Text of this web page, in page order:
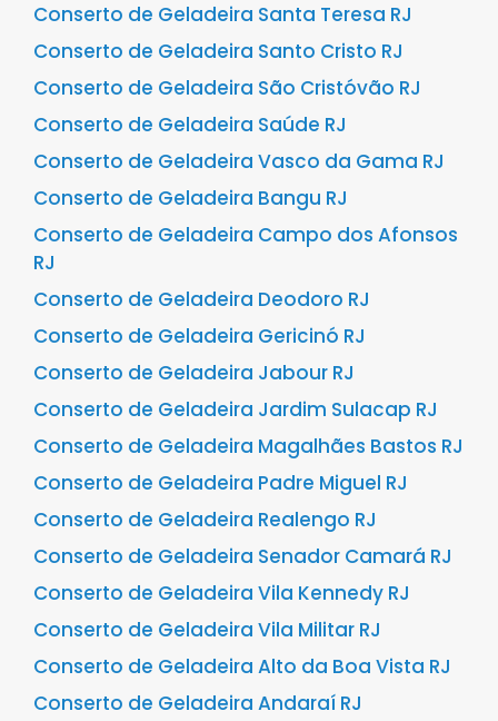
Conserto de Geladeira Santa Teresa RJ
Conserto de Geladeira Santo Cristo RJ
Conserto de Geladeira São Cristóvão RJ
Conserto de Geladeira Saúde RJ
Conserto de Geladeira Vasco da Gama RJ
Conserto de Geladeira Bangu RJ
Conserto de Geladeira Campo dos Afonsos
RJ
Conserto de Geladeira Deodoro RJ
Conserto de Geladeira Gericinó RJ
Conserto de Geladeira Jabour RJ
Conserto de Geladeira Jardim Sulacap RJ
Conserto de Geladeira Magalhães Bastos RJ
Conserto de Geladeira Padre Miguel RJ
Conserto de Geladeira Realengo RJ
Conserto de Geladeira Senador Camará RJ
Conserto de Geladeira Vila Kennedy RJ
Conserto de Geladeira Vila Militar RJ
Conserto de Geladeira Alto da Boa Vista RJ
Conserto de Geladeira Andaraí RJ